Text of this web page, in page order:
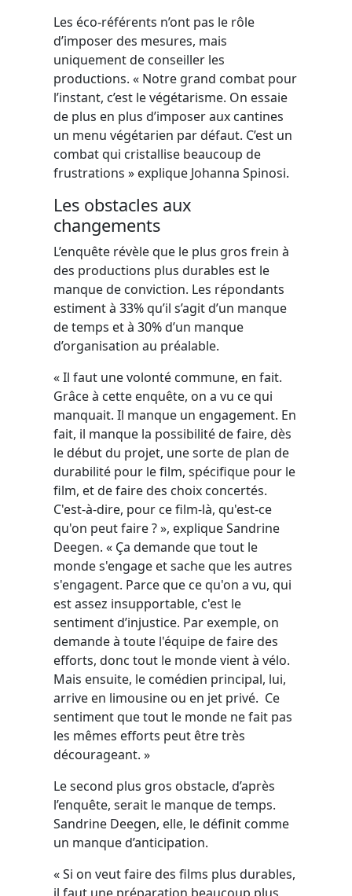
Les éco-référents n’ont pas le rôle
d’imposer des mesures, mais
uniquement de conseiller les
productions. « Notre grand combat pour
l’instant, c’est le végétarisme. On essaie
de plus en plus d’imposer aux cantines
un menu végétarien par défaut. C’est un
combat qui cristallise beaucoup de
frustrations » explique Johanna Spinosi.
Les obstacles aux
changements
L’enquête révèle que le plus gros frein à
des productions plus durables est le
manque de conviction. Les répondants
estiment à 33% qu’il s’agit d’un manque
de temps et à 30% d’un manque
d’organisation au préalable.
« Il faut une volonté commune, en fait.
Grâce à cette enquête, on a vu ce qui
manquait. Il manque un engagement. En
fait, il manque la possibilité de faire, dès
le début du projet, une sorte de plan de
durabilité pour le film, spécifique pour le
film, et de faire des choix concertés.
C'est-à-dire, pour ce film-là, qu'est-ce
qu'on peut faire ? », explique Sandrine
Deegen. « Ça demande que tout le
monde s'engage et sache que les autres
s'engagent. Parce que ce qu'on a vu, qui
est assez insupportable, c'est le
sentiment d’injustice. Par exemple, on
demande à toute l'équipe de faire des
efforts, donc tout le monde vient à vélo.
Mais ensuite, le comédien principal, lui,
arrive en limousine ou en jet privé. Ce
sentiment que tout le monde ne fait pas
les mêmes efforts peut être très
décourageant. »
Le second plus gros obstacle, d’après
l’enquête, serait le manque de temps.
Sandrine Deegen, elle, le définit comme
un manque d’anticipation.
« Si on veut faire des films plus durables,